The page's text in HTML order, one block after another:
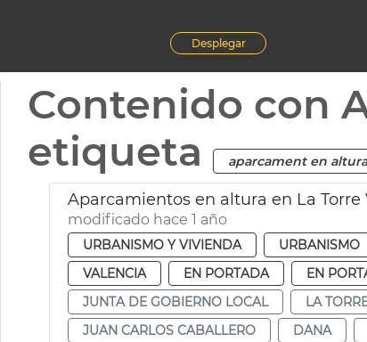
Desplegar
Contenido con
etiqueta
aparcament en altura
Aparcamientos en altura en La Torre
modificado hace 1 año
URBANISMO Y VIVIENDA URBANISMO
VALENCIA
EN PORTADA EN
JUNTA DE GOBIERNO LOCAL
LA
JUAN CARLOS CABALLERO
DANA